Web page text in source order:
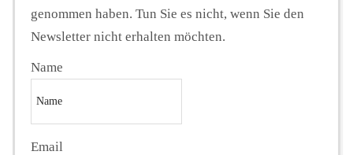
genommen haben. Tun Sie es nicht, wenn Sie den
Newsletter nicht erhalten möchten.
Name
Email